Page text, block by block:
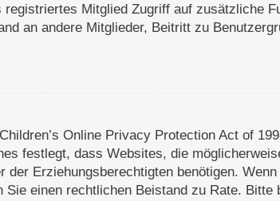
registriertes Mitglied Zugriff auf zusätzliche
an andere Mitglieder, Beitritt zu
Online Privacy Protection Act of
festlegt, dass Websites, die
der Erziehungsberechtigten benötigen.
einen rechtlichen Beistand zu Rate.